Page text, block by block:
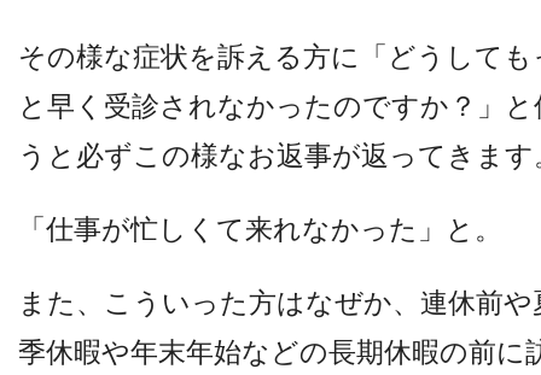
視能訓練士メッセージ
学会レポート
その様な症状を訴える方に
「どうしても
と早く受診されなかったのですか？」
うと必ずこの様なお返事が返ってきます
「仕事が忙しくて来れなかった」と。
また、こういった方はなぜか、 連休前や
季休暇や年末年始などの長期休暇の前に